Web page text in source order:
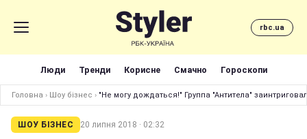
rbc.ua
Люди Тренди Корисне Смачно Гороскопи
Головна › Шоу бізнес › "Не могу дождаться!" Группа "Антитела"
ШОУ БІЗНЕС 20 липня 2018 · 02:32